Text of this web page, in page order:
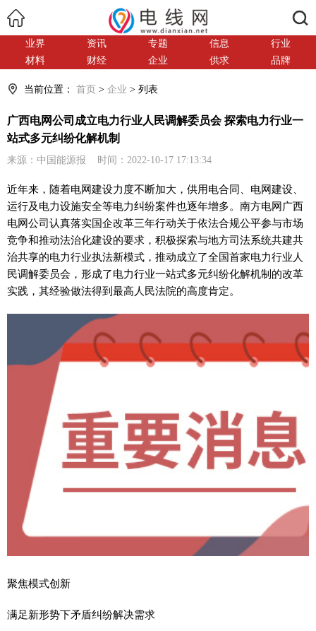
业界 资讯 专题 信息
行业
材料
财经 企业 供求 品牌
当前位置： 首页 > 企业 > 列表
广西电网公司成立电力行业人民调解委员会 探索电力行业一
站式多元纠纷化解机制
来源：中国能源报 时间：2022-10-17 17:13:34
近年来，随着电网建设力度不断加大，供用电合同、电网建设、
运行及电力设施安全等电力纠纷案件也逐年增多。南方电网广西
电网公司认真落实国企改革三年行动关于依法合规公平参与市场
竞争和推动法治化建设的要求，积极探索与地方司法系统共建共
治共享的电力行业执法新模式，推动成立了全国首家电力行业人
民调解委员会，形成了电力行业一站式多元纠纷化解机制的改革
实践，其经验做法得到最高人民法院的高度肯定。
聚焦模式创新
满足新形势下矛盾纠纷解决需求